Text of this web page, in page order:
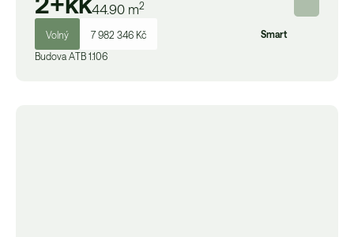
44.90 m2
Volný 7 982 346 Kč
Smart
Budova ATB 1.106